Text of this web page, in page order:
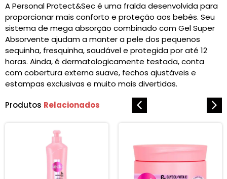
A Personal Protect&Sec é uma fralda desenvolvida para
proporcionar mais conforto e proteção aos bebês. Seu
sistema de mega absorção combinado com Gel Super
Absorvente ajudam a manter a pele dos pequenos
sequinha, fresquinha, saudável e protegida por até 12
horas. Ainda, é dermatologicamente testada, conta
com cobertura externa suave, fechos ajustáveis e
estampas exclusivas e muito mais divertidas.
Produtos Relacionados